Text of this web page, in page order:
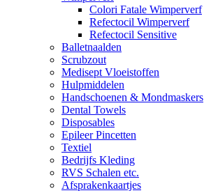
Colori Fatale Wimperverf
Refectocil Wimperverf
Refectocil Sensitive
Balletnaalden
Scrubzout
Medisept Vloeistoffen
Hulpmiddelen
Handschoenen & Mondmaskers
Dental Towels
Disposables
Epileer Pincetten
Textiel
Bedrijfs Kleding
RVS Schalen etc.
Afsprakenkaartjes